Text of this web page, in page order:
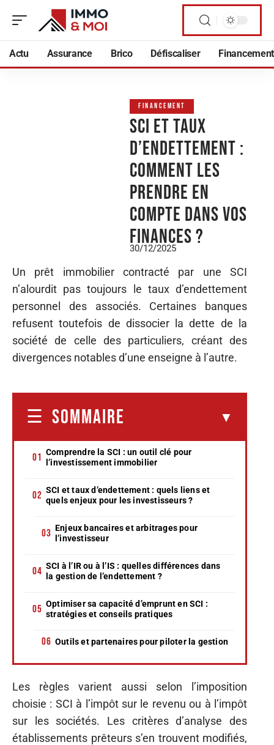
Actu Assurance Brico Défiscaliser Financement
FINANCEMENT
SCI et taux
d’endettement :
comment les
prendre en
compte dans vos
finances ?
30/12/2025
Un prêt immobilier contracté par une SCI
n’alourdit pas toujours le taux d’endettement
personnel des associés. Certaines banques
refusent toutefois de dissocier la dette de la
société de celle des particuliers, créant des
divergences notables d’une enseigne à l’autre.
SOMMAIRE
Comprendre la SCI : un outil clé pour
l’investissement immobilier
SCI et taux d’endettement : quels liens et
quels enjeux pour les investisseurs ?
Enjeux bancaires et arbitrages pour
l’investisseur
SCI à l’IR ou à l’IS : quelles différences dans
la gestion de l’endettement ?
Optimiser sa capacité d’emprunt en SCI :
stratégies et conseils pratiques
Outils et partenaires pour piloter la gestion
Les règles varient aussi selon l’imposition
choisie : SCI à l’impôt sur le revenu ou à l’impôt
sur les sociétés. Les critères d’analyse des
établissements prêteurs s’en trouvent modifiés,